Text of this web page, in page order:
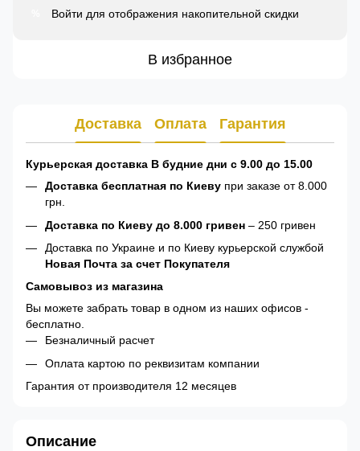
Войти для отображения накопительной скидки
В избранное
Доставка Оплата Гарантия
Курьерская доставка В будние дни с 9.00 до 15.00
Доставка бесплатная по Киеву при заказе от 8.000
грн.
Доставка по Киеву до 8.000 гривен – 250 гривен
Доставка по Украине и по Киеву курьерской службой
Новая Почта за счет Покупателя
Самовывоз из магазина
Вы можете забрать товар в одном из наших офисов -
бесплатно.
Безналичный расчет
Оплата картою по реквизитам компании
Гарантия от производителя 12 месяцев
Описание